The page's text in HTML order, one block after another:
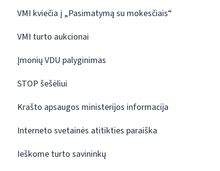
VMI kviečia į „Pasimatymą su mokesčiais“
VMI turto aukcionai
Įmonių VDU palyginimas
STOP šešėliui
Krašto apsaugos ministerijos informacija
Interneto svetainės atitikties paraiška
Ieškome turto savininkų